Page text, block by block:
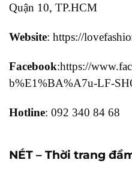
Quận 10, TP.HCM
Website: https://
Facebook:https://
b%E1%BA%A7u-LF-
Hotline: 092 340 84 68
NÉT – Thời trang